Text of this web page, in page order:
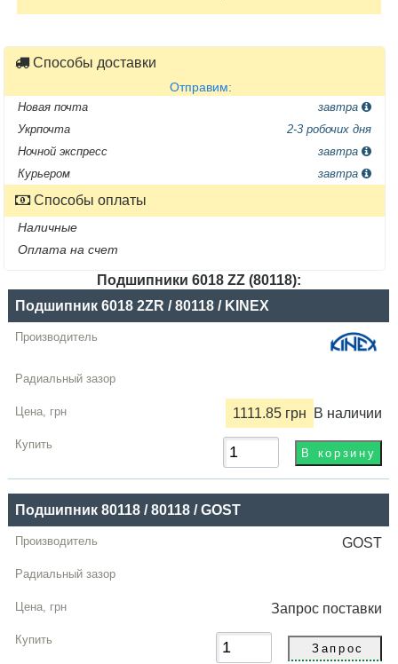
Способы доставки
Отправим:
Новая почта
завтра
Укрпочта
2-3 робочих дня
Ночной экспресс
завтра
Курьером
завтра
Способы оплаты
Наличные
Оплата на счет
Подшипники 6018 ZZ (80118):
Название
Производитель
Радиальный
зазор
Цена,
грн
Подшипник 6018 2ZR / 80118 / KINEX
1111.85 грн В наличии
Подшипник 80118 / 80118 / GOST
GOST
Запрос поставки